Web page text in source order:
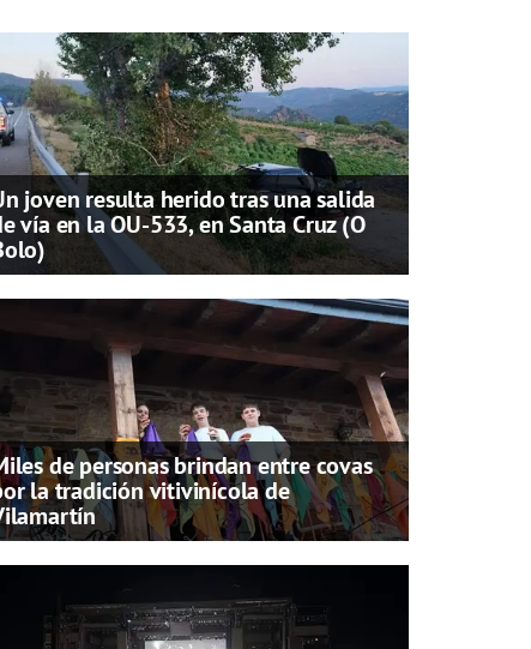
joven resulta herido tras una salida
vía en la OU-533, en Santa Cruz (O
de personas brindan entre covas
la tradición vitivinícola de